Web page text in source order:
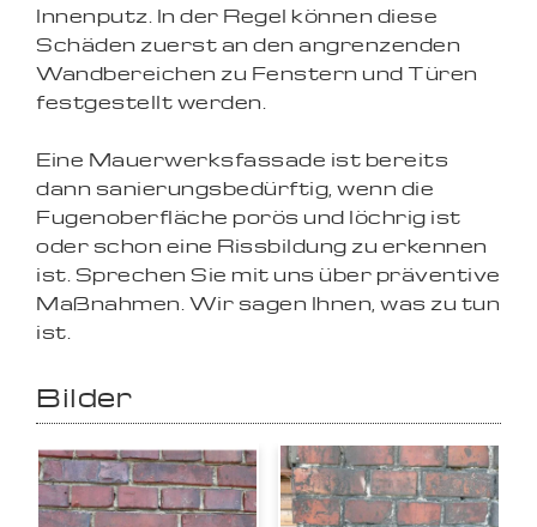
Innenputz. In der Regel können diese
Schäden zuerst an den angrenzenden
Wandbereichen zu Fenstern und Türen
festgestellt werden.
Eine Mauerwerksfassade ist bereits
dann sanierungsbedürftig, wenn die
Fugenoberfläche porös und löchrig ist
oder schon eine Rissbildung zu erkennen
ist. Sprechen Sie mit uns über präventive
Maßnahmen. Wir sagen Ihnen, was zu tun
ist.
Bilder